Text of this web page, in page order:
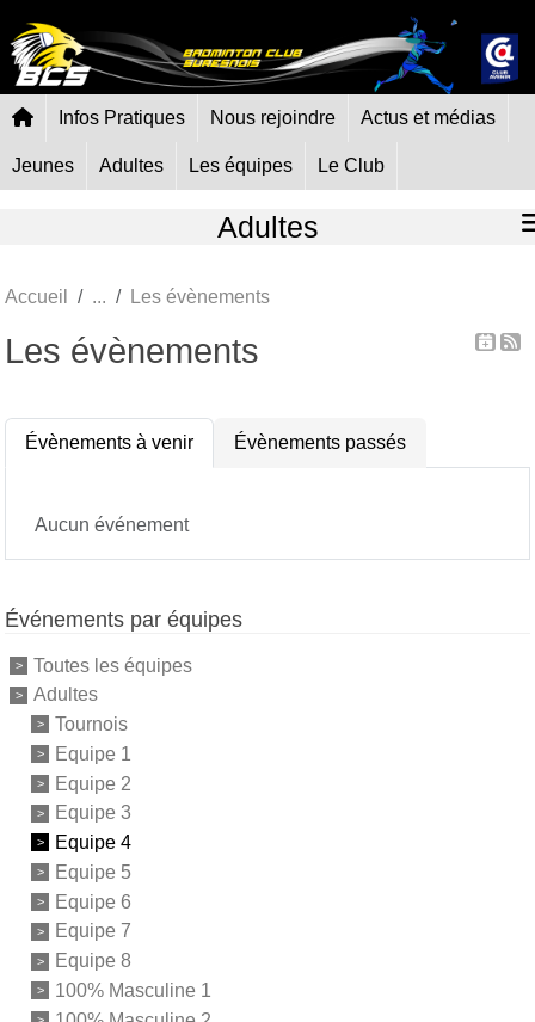
Infos Pratiques Nous rejoindre Actus et médias
Jeunes Adultes Les équipes Le Club
Adultes
Accueil Les évènements
Les évènements
Évènements à venir Évènements passés
Aucun événement
Événements par équipes
Toutes les équipes
Adultes
Tournois
Equipe 1
Equipe 2
Equipe 3
Equipe 4
Equipe 5
Equipe 6
Equipe 7
Equipe 8
100% Masculine 1